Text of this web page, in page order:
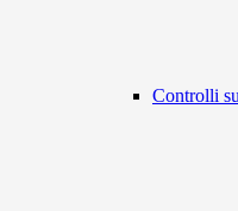
Controlli